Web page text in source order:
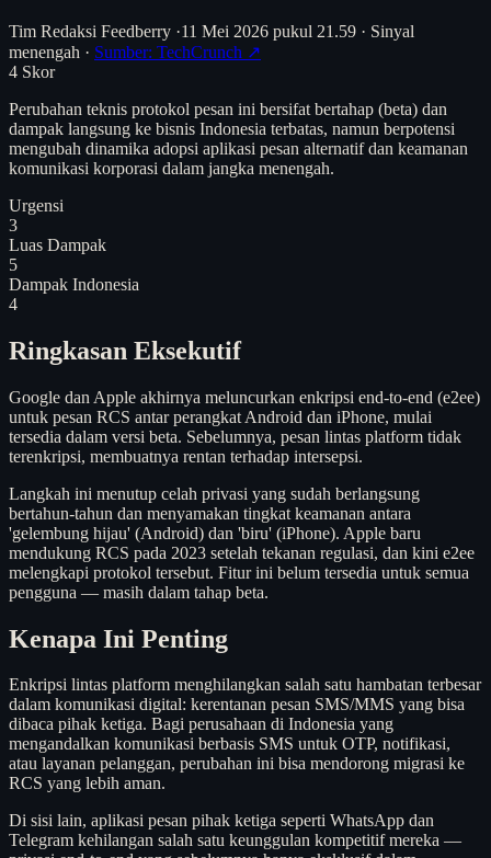
Tim Redaksi Feedberry ·11 Mei 2026 pukul 21.59 · Sinyal
menengah · Sumber: TechCrunch ↗
4 Skor
Perubahan teknis protokol pesan ini bersifat bertahap (beta) dan
dampak langsung ke bisnis Indonesia terbatas, namun berpotensi
mengubah dinamika adopsi aplikasi pesan alternatif dan keamanan
komunikasi korporasi dalam jangka menengah.
Urgensi
3
Luas Dampak
5
Dampak Indonesia
4
Ringkasan Eksekutif
Google dan Apple akhirnya meluncurkan enkripsi end-to-end (e2ee)
untuk pesan RCS antar perangkat Android dan iPhone, mulai
tersedia dalam versi beta. Sebelumnya, pesan lintas platform tidak
terenkripsi, membuatnya rentan terhadap intersepsi.
Langkah ini menutup celah privasi yang sudah berlangsung
bertahun-tahun dan menyamakan tingkat keamanan antara
'gelembung hijau' (Android) dan 'biru' (iPhone). Apple baru
mendukung RCS pada 2023 setelah tekanan regulasi, dan kini e2ee
melengkapi protokol tersebut. Fitur ini belum tersedia untuk semua
pengguna — masih dalam tahap beta.
Kenapa Ini Penting
Enkripsi lintas platform menghilangkan salah satu hambatan terbesar
dalam komunikasi digital: kerentanan pesan SMS/MMS yang bisa
dibaca pihak ketiga. Bagi perusahaan di Indonesia yang
mengandalkan komunikasi berbasis SMS untuk OTP, notifikasi,
atau layanan pelanggan, perubahan ini bisa mendorong migrasi ke
RCS yang lebih aman.
Di sisi lain, aplikasi pesan pihak ketiga seperti WhatsApp dan
Telegram kehilangan salah satu keunggulan kompetitif mereka —